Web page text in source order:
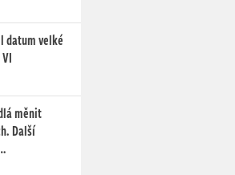
datum velké
měnit
Další